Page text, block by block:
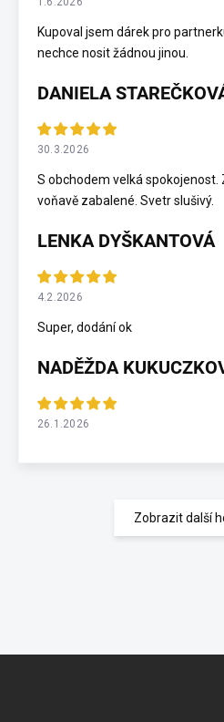
Kupoval jsem dárek pro
nechce nosit žádnou jinou.
DANIELA
30.3.2026
S obchodem velká spokojenost.
voňavě zabalené. Svetr slušivý.
LENKA DYŠKANTOVÁ
4.2.2026
Super, dodání ok
NADĚŽDA
26.1.2026
Zobrazit další